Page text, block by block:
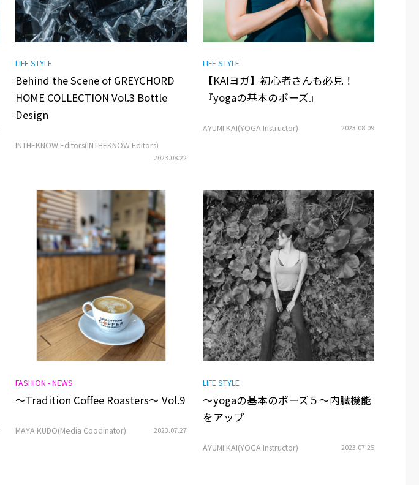
LIFE STYLE
Behind the Scene of GREYCHORD
HOME COLLECTION Vol.3 Bottle
Design
INTHEKNOW Editors(INTHEKNOW Editors)
2023.08.22
LIFE STYLE
【KAIヨガ】初心者さんも必見！
『yogaの基本のポーズ』
AYUMI KAI(YOGA Instructor) 2023.08.09
FASHION - NEWS
〜Tradition Coffee Roasters〜 Vol.9
MAYA KUDO(Media Coodinator) 2023.07.27
LIFE STYLE
〜yogaの基本のポーズ５〜内臓機能
をアップ
AYUMI KAI(YOGA Instructor) 2023.07.25